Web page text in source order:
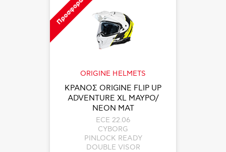
Προσφορά
ORIGINE HELMETS
ΚΡΑΝΟΣ ORIGINE FLIP UP
ADVENTURE XL ΜΑΥΡΟ/
ΝΕΟΝ ΜΑΤ
ECE 22.06
CYBORG
PINLOCK READY
DOUBLE VISOR